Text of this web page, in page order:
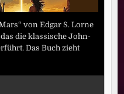
von Edgar S. Lorne
die klassische John-
Das Buch zieht